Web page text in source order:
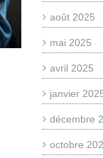
août 2025
mai 2025
avril 2025
janvier
décembre
octobre